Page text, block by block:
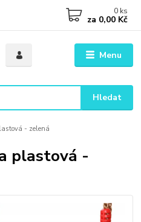
Menu
Hledat
0 ks
za 0,00 Kč
- zelená
plastová -